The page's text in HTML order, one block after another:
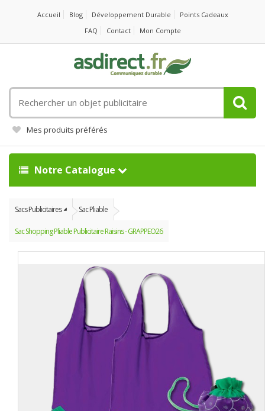
Accueil Blog Développement Durable
Points Cadeaux
FAQ
Contact Mon Compte
un
objet
publicitaire
Mes produits préférés
Notre Catalogue
Sacs Publicitaires Sac Pliable
Sac Shopping Pliable Publicitaire Raisins - GRAPPEO26